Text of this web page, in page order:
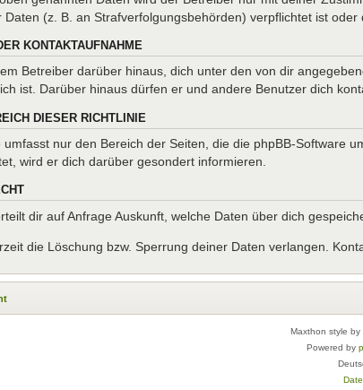
Daten (z. B. an Strafverfolgungsbehörden) verpflichtet ist
KONTAKTAUFNAHME
Betreiber darüber hinaus, dich unter den von dir
ist. Darüber hinaus dürfen er und andere Benutzer dich
DIESER RICHTLINIE
umfasst nur den Bereich der Seiten, die die phpBB-Software
wird er dich darüber gesondert informieren.
dir auf Anfrage Auskunft, welche Daten über dich
die Löschung bzw. Sperrung deiner Daten verlangen.
Maxthon style
Powered by